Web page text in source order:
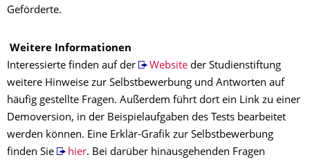
Geförderte.
Weitere Informationen
Interessierte finden auf der
Websiteder Studienstiftung
weitere Hinweise zur Selbstbewerbung und Antworten auf
häufig gestellte Fragen. Außerdem führt dort ein Link zu einer
Demoversion, in der Beispielaufgaben des Tests bearbeitet
werden können. Eine Erklär-Grafik zur Selbstbewerbung
finden Sie
hier. Bei darüber hinausgehenden Fragen